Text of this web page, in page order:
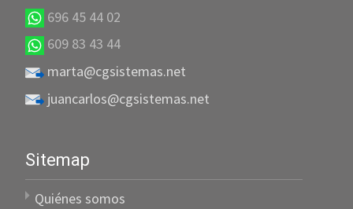
696 45 44 02
609 83 43 44
marta@cgsistemas.net
juancarlos@cgsistemas.net
Sitemap
Quiénes somos